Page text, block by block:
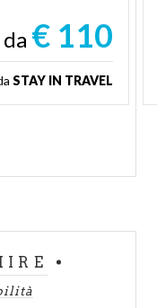
da € 110
STAY IN TRAVEL